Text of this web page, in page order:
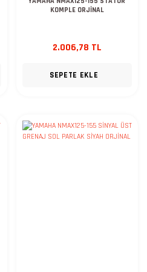
KOMPLE ORJİNAL
2.006,78 TL
SEPETE EKLE